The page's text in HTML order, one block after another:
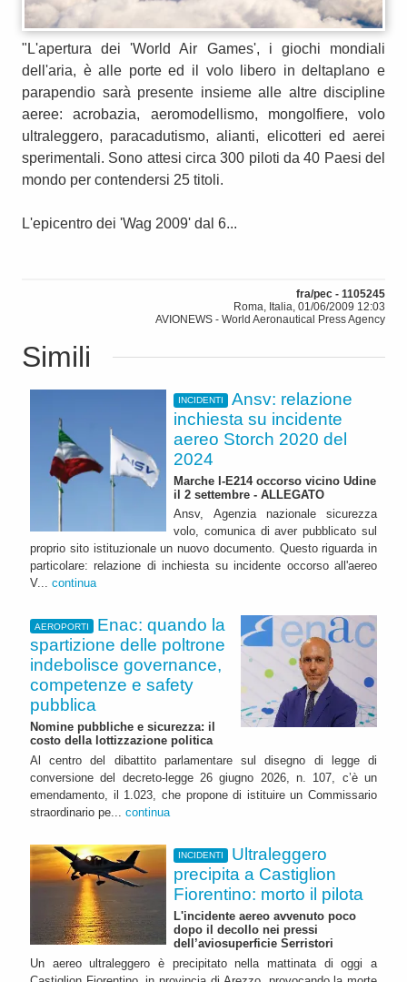
"L'apertura dei 'World Air Games', i giochi mondiali
dell'aria, è alle porte ed il volo libero in deltaplano e
parapendio sarà presente insieme alle altre discipline
aeree: acrobazia, aeromodellismo, mongolfiere, volo
ultraleggero, paracadutismo, alianti, elicotteri ed aerei
sperimentali. Sono attesi circa 300 piloti da 40 Paesi del
mondo per contendersi 25 titoli.
L'epicentro dei 'Wag 2009' dal 6...
fra/pec - 1105245
Roma, Italia, 01/06/2009 12:03
AVIONEWS - World Aeronautical Press Agency
Simili
INCIDENTI
Ansv: relazione
inchiesta su incidente
aereo Storch 2020 del
2024
Marche I-E214 occorso vicino Udine
il 2 settembre - ALLEGATO
Ansv, Agenzia nazionale sicurezza
volo, comunica di aver pubblicato sul
proprio sito istituzionale un nuovo documento. Questo riguarda in
particolare: relazione di inchiesta su incidente occorso all'aereo
V... continua
AEROPORTI
Enac: quando la
spartizione delle poltrone
indebolisce governance,
competenze e safety
pubblica
Nomine pubbliche e sicurezza: il
costo della lottizzazione politica
Al centro del dibattito parlamentare sul disegno di legge di
conversione del decreto-legge 26 giugno 2026, n. 107, c’è un
emendamento, il 1.023, che propone di istituire un Commissario
straordinario pe... continua
INCIDENTI
Ultraleggero
precipita a Castiglion
Fiorentino: morto il pilota
L'incidente aereo avvenuto poco
dopo il decollo nei pressi
dell’aviosuperficie Serristori
Un aereo ultraleggero è precipitato nella mattinata di oggi a